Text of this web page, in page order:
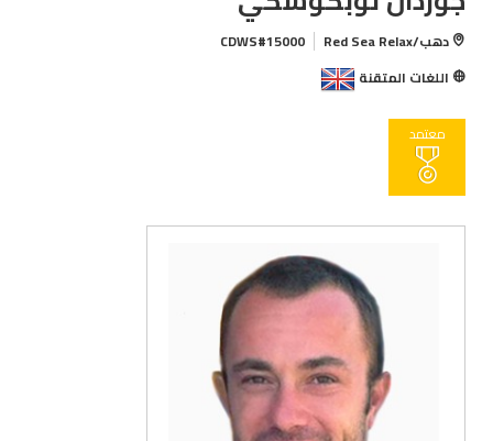
دهب/Red Sea Relax
CDWS#15000
اللغات المتقنة
معتمد